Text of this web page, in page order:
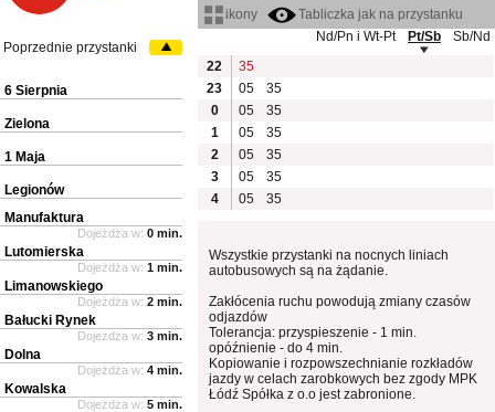
ikony
Tabliczka jak na przystanku
Nd/Pn i Wt-Pt
Pt/Sb
Sb/Nd
22
35
23
05
35
0
05
35
1
05
35
2
05
35
3
05
35
4
05 35
Wszystkie przystanki na nocnych liniach
autobusowych są na żądanie.
Zakłócenia ruchu powodują zmiany czasów
odjazdów
Tolerancja: przyspieszenie - 1 min.
opóźnienie - do 4 min.
Kopiowanie i rozpowszechnianie rozkładów
jazdy w celach zarobkowych bez zgody MPK
Łódź Spółka z o.o jest zabronione.
Poprzednie przystanki
6 Sierpnia
Zielona
1 Maja
Legionów
Manufaktura
Dojeżdża w: 0 min.
Lutomierska
Dojeżdża w: 1 min.
Limanowskiego
Dojeżdża w: 2 min.
Bałucki Rynek
Dojeżdża w: 3 min.
Dolna
Dojeżdża w: 4 min.
Kowalska
Dojeżdża w: 5 min.